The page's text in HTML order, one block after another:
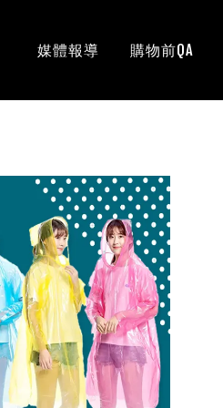
媒體報導 購物前QA